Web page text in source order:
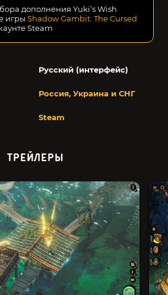
Русский (интерфейс)
Россия, Украина и СНГ
Steam
дополнения Yuki’s Wish
игры Shadow Gambit: The Cursed
Steam
ТРЕЙЛЕРЫ